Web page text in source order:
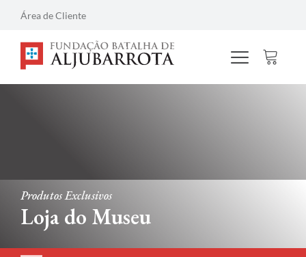
Área de Cliente
Produtos Exclusivos
Loja do Museu